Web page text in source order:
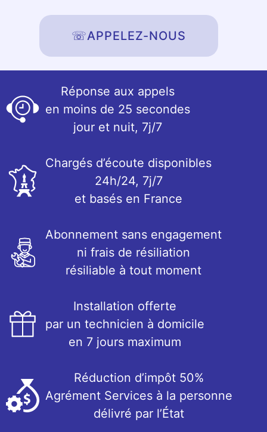
☏APPELEZ-NOUS
Réponse aux appels
en moins de 25 secondes
jour et nuit, 7j/7
Chargés d’écoute disponibles
24h/24, 7j/7
et basés en France
Abonnement sans engagement
ni frais de résiliation
résiliable à tout moment
Installation offerte
par un technicien à domicile
en 7 jours maximum
Réduction d’impôt 50%
Agrément Services à la personne
délivré par l’État